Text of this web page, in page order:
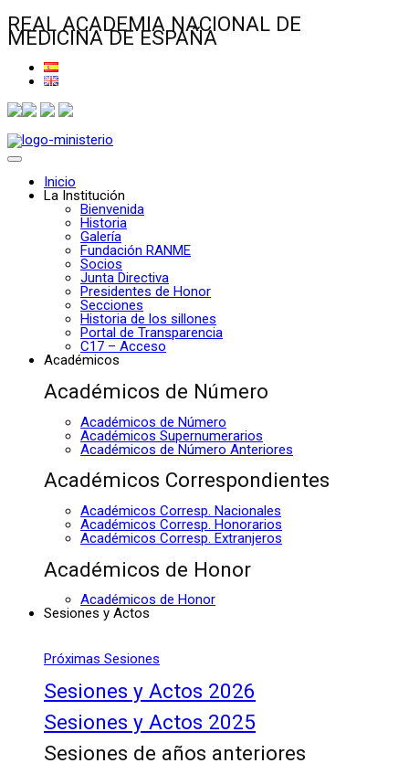
REAL ACADEMIA NACIONAL DE
MEDICINA DE ESPAÑA
Inicio
La Institución
Bienvenida
Historia
Galería
Fundación RANME
Socios
Junta Directiva
Presidentes de Honor
Secciones
Historia de los sillones
Portal de Transparencia
C17 – Acceso
Académicos
Académicos de Número
Académicos de Número
Académicos Supernumerarios
Académicos de Número Anteriores
Académicos Correspondientes
Académicos Corresp. Nacionales
Académicos Corresp. Honorarios
Académicos Corresp. Extranjeros
Académicos de Honor
Académicos de Honor
Sesiones y Actos
Próximas Sesiones
Sesiones y Actos 2026
Sesiones y Actos 2025
Sesiones de años anteriores